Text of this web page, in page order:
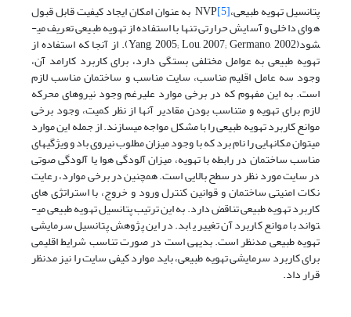
پتانسیل تهویه طبیعی،NVP[5] به عنوان امکان ایجاد کیفیت قابل قبول
هوای داخلی و آسایش حرارتی تنها با استفاده از تهویه طبیعی تعریف می­
شود(Yang, 2005; Lou, 2007; Germano, 2002). از آنجا که استفاده از
تهویه طبیعی به عوامل مختلفی بستگی دارد، برای کاربرد کارامد آن،
وجود سه عامل اقلیم مناسب، سایت مناسب و ساختمان مناسب لازم
است. به این مفهوم که در برخی موارد علیرغم وجود نیروهای محرکه
لازم برای تهویه و متناسب بودن مقادیر آنها از نظر کمیت، وجود برخی
موانع کاربرد تهویه طبیعی را با مشکل مواجه می­سازند. از جمله این موارد
می­توان مکان­هایی را نام برد که با وجود میزان مطلوب نیروی باد و ویژگی­های
مناسب ساختمان در رابطه با تهویه، میزان آلودگی هوا یا آلودگی صوتی
در سایت مورد نظر در سطح بالایی است. همچنین در برخی موارد، رعایت
نکات امنیتی ساختمان و قوانین کنترل ورود و خروج، با استراتژی های
کاربرد تهویه طبیعی تناقض دارد. به این ترتیب پتانسیل تهویه طبیعی می­
تواند با موانع کاربرد آن تغییر یابد. در این پژوهش پتانسیل سرمایشی
تهویه طبیعی مدنظر است. بدیهی است در صورت تناسب شرایط اقلیمی
برای کاربرد سرمایشی تهویه طبیعی، باید موارد کیفی سایت را نیز مدنظر
قرار داد.